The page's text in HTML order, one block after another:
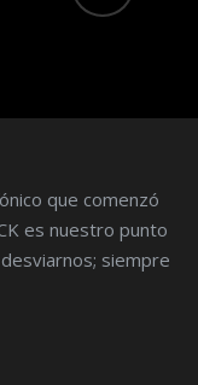
que comenzó
es nuestro punto
siempre